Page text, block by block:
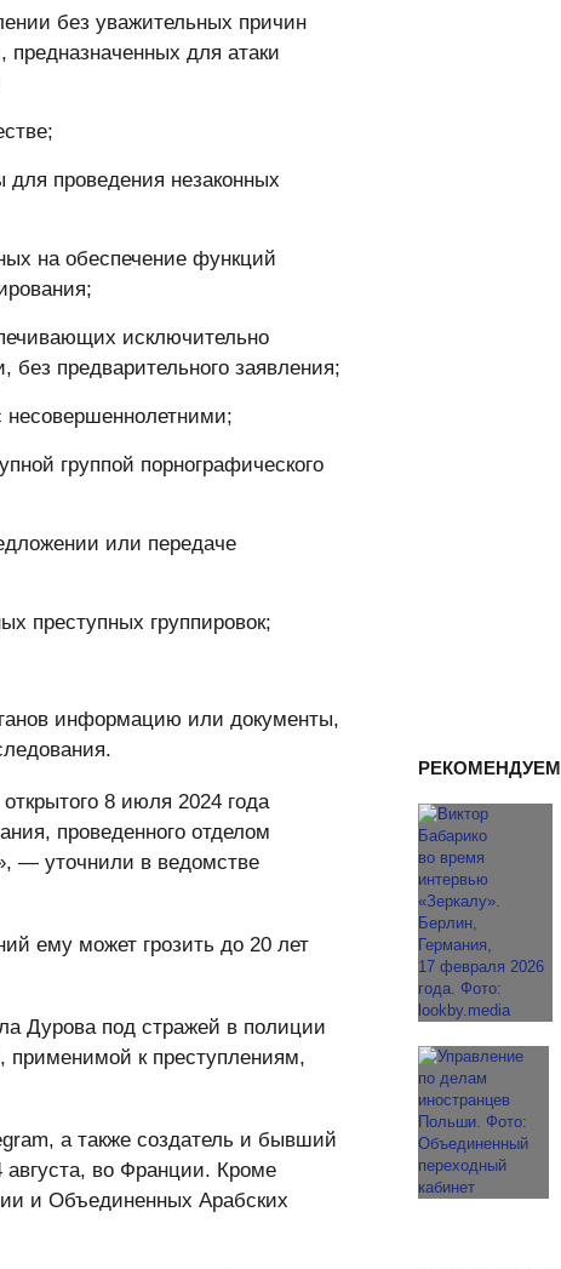
РЕКОМЕНДУЕМ
без уважительных причин
для атаки
проведения незаконных
на обеспечение функций
исключительно
предварительного заявления;
несовершеннолетними;
группой порнографического
или передаче
преступных группировок;
информацию или документы,
8 июля 2024 года
проведенного отделом
— уточнили в ведомстве
ему может грозить до 20 лет
Дурова под стражей в полиции
применимой к преступлениям,
а также создатель и бывший
во Франции. Кроме
и Объединенных Арабских